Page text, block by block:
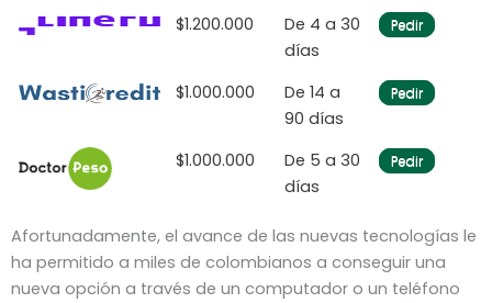
$1.200.000
De 4 a 30
días
Pedir
$1.000.000
De 14 a
90 días
Pedir
$1.000.000
De 5 a 30
días
Pedir
Afortunadamente, el avance de las nuevas tecnologías le
ha permitido a miles de colombianos a conseguir una
nueva opción a través de un computador o un teléfono